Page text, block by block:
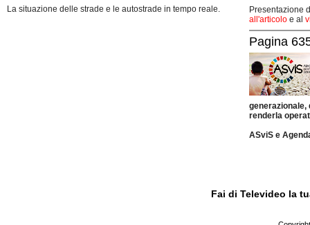
La situazione delle strade e le autostrade in tempo reale.
Presentazione
all'articolo e al
Pagina
generazionale,
renderla
ASviS e
Fai di Televideo la